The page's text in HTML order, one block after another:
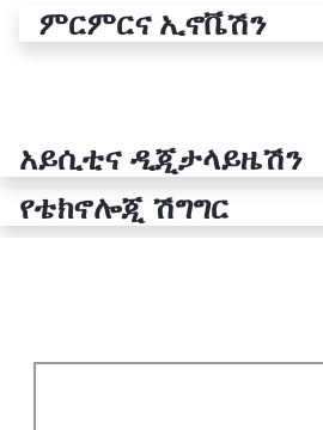
ምርምርና ኢኖቬሽን
አይሲቲና ዲጂታላይዜሽን
የቴክኖሎጂ ሽግግር